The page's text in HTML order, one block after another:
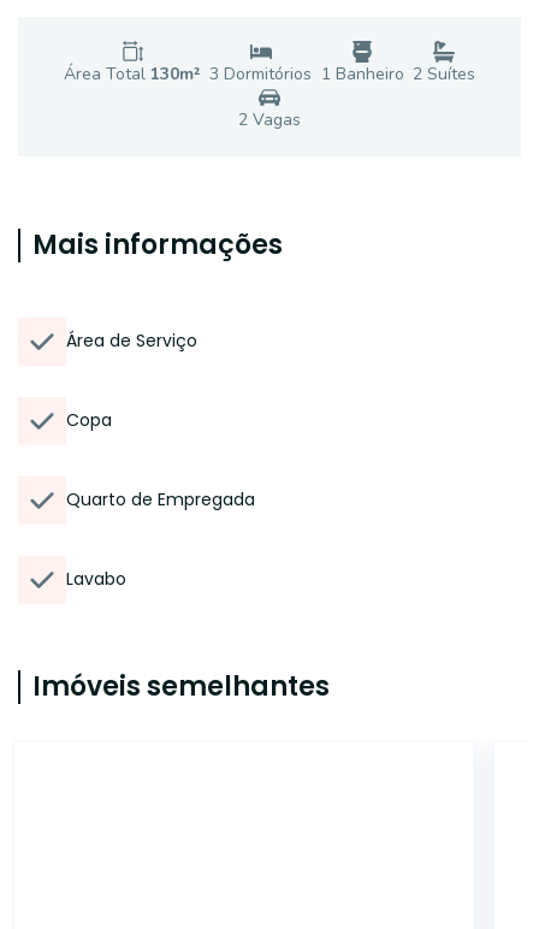
Área Total 130m² 3 Dormitórios 1 Banheiro 2 Suítes
2 Vagas
Mais informações
Área de Serviço
Copa
Quarto de Empregada
Lavabo
Imóveis semelhantes